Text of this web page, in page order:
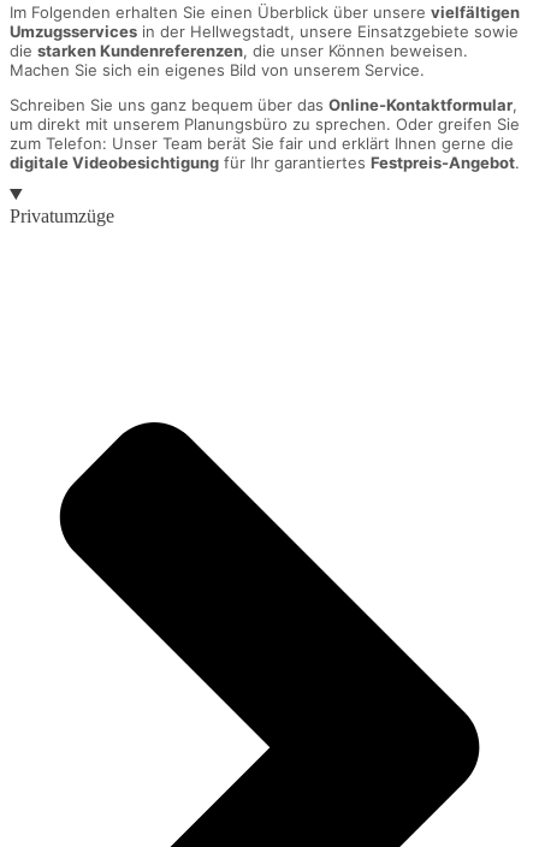
Im Folgenden erhalten Sie einen Überblick über unsere vielfältigen
Umzugsservices in der Hellwegstadt, unsere Einsatzgebiete sowie
die starken Kundenreferenzen, die unser Können beweisen.
Machen Sie sich ein eigenes Bild von unserem Service.
Schreiben Sie uns ganz bequem über das Online-Kontaktformular,
um direkt mit unserem Planungsbüro zu sprechen. Oder greifen Sie
zum Telefon: Unser Team berät Sie fair und erklärt Ihnen gerne die
digitale Videobesichtigung für Ihr garantiertes Festpreis-Angebot.
Privatumzüge